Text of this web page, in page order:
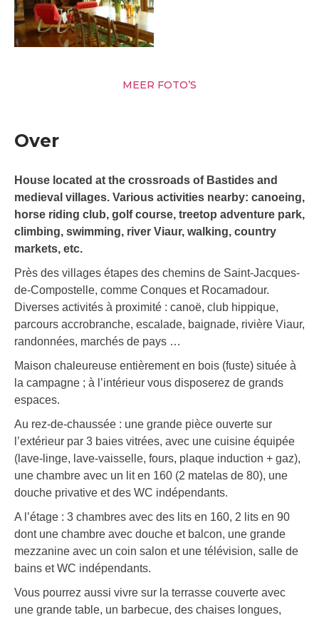
MEER FOTO’S
Over
House located at the crossroads of Bastides and
medieval villages. Various activities nearby: canoeing,
horse riding club, golf course, treetop adventure park,
climbing, swimming, river Viaur, walking, country
markets, etc.
Près des villages étapes des chemins de Saint-Jacques-
de-Compostelle, comme Conques et Rocamadour.
Diverses activités à proximité : canoë, club hippique,
parcours accrobranche, escalade, baignade, rivière Viaur,
randonnées, marchés de pays …
Maison chaleureuse entièrement en bois (fuste) située à
la campagne ; à l’intérieur vous disposerez de grands
espaces.
Au rez-de-chaussée : une grande pièce ouverte sur
l’extérieur par 3 baies vitrées, avec une cuisine équipée
(lave-linge, lave-vaisselle, fours, plaque induction + gaz),
une chambre avec un lit en 160 (2 matelas de 80), une
douche privative et des WC indépendants.
A l’étage : 3 chambres avec des lits en 160, 2 lits en 90
dont une chambre avec douche et balcon, une grande
mezzanine avec un coin salon et une télévision, salle de
bains et WC indépendants.
Vous pourrez aussi vivre sur la terrasse couverte avec
une grande table, un barbecue, des chaises longues,